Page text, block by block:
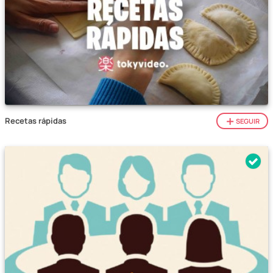
Recetas rápidas SEGUIR